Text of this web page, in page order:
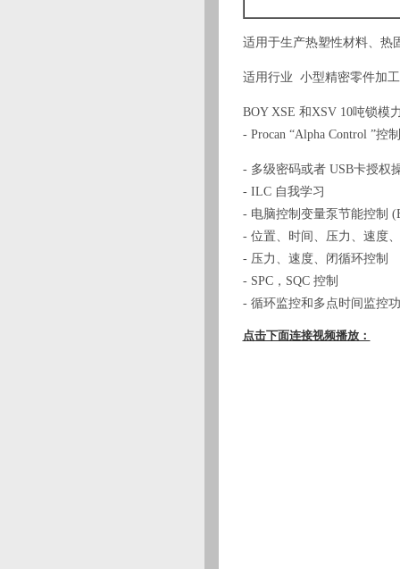
适用于生产热塑性材料、热
适用行业 小型精密零件加
BOY XSE 和XSV 10吨锁模
- Procan “Alpha Control ”
- 多级密码或者 USB卡授权
- ILC 自我学习
- 电脑控制变量泵节能控制
- 位置、时间、压力、速度
- 压力、速度、闭循环控制
- SPC，SQC 控制
- 循环监控和多点时间监控
点击下面连接视频播放：